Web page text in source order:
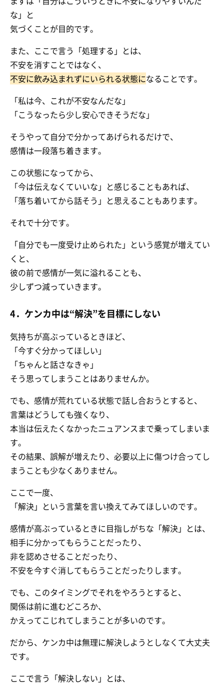
な」と
気づくことが目的です。
また、ここで言う「処理する」とは、
不安を消すことではなく、
不安に飲み込まれずにいられる状態になることです。
「私は今、これが不安なんだな」
「こうなったら少し安心できそうだな」
そうやって自分で分かってあげられるだけで、
感情は一段落ち着きます。
この状態になってから、
「今は伝えなくていいな」と感じることもあれば、
「落ち着いてから話そう」と思えることもあります。
それで十分です。
「自分でも一度受け止められた」という感覚が増えてい
くと、
彼の前で感情が一気に溢れることも、
少しずつ減っていきます。
4．ケンカ中は“解決”を目標にしない
気持ちが高ぶっているときほど、
「今すぐ分かってほしい」
「ちゃんと話さなきゃ」
そう思ってしまうことはありませんか。
でも、感情が荒れている状態で話し合おうとすると、
言葉はどうしても強くなり、
本当は伝えたくなかったニュアンスまで乗ってしまいま
す。
その結果、誤解が増えたり、必要以上に傷つけ合ってし
まうことも少なくありません。
ここで一度、
「解決」という言葉を言い換えてみてほしいのです。
感情が高ぶっているときに目指しがちな「解決」とは、
相手に分かってもらうことだったり、
非を認めさせることだったり、
不安を今すぐ消してもらうことだったりします。
でも、このタイミングでそれをやろうとすると、
関係は前に進むどころか、
かえってこじれてしまうことが多いのです。
だから、ケンカ中は無理に解決しようとしなくて大丈夫
です。
ここで言う「解決しない」とは、